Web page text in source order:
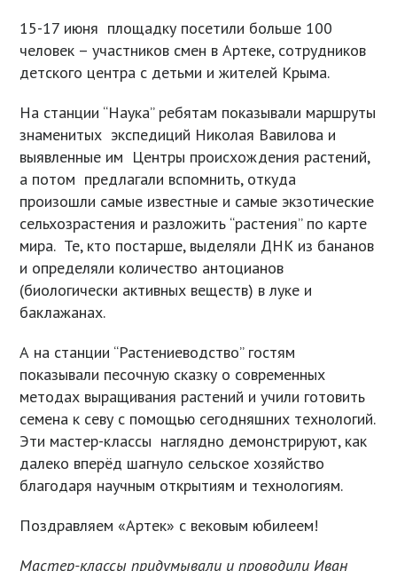
15-17 июня площадку посетили больше 100
человек – участников смен в Артеке, сотрудников
детского центра с детьми и жителей Крыма.
На станции “Наука” ребятам показывали маршруты
знаменитых экспедиций Николая Вавилова и
выявленные им Центры происхождения растений,
а потом предлагали вспомнить, откуда
произошли самые известные и самые экзотические
сельхозрастения и разложить “растения” по карте
мира. Те, кто постарше, выделяли ДНК из бананов
и определяли количество антоцианов
(биологически активных веществ) в луке и
баклажанах.
А на станции “Растениеводство” гостям
показывали песочную сказку о современных
методах выращивания растений и учили готовить
семена к севу с помощью сегодняшних технологий.
Эти мастер-классы наглядно демонстрируют, как
далеко вперёд шагнуло сельское хозяйство
благодаря научным открытиям и технологиям.
Поздравляем «Артек» с вековым юбилеем!
Мастер-классы придумывали и проводили Иван